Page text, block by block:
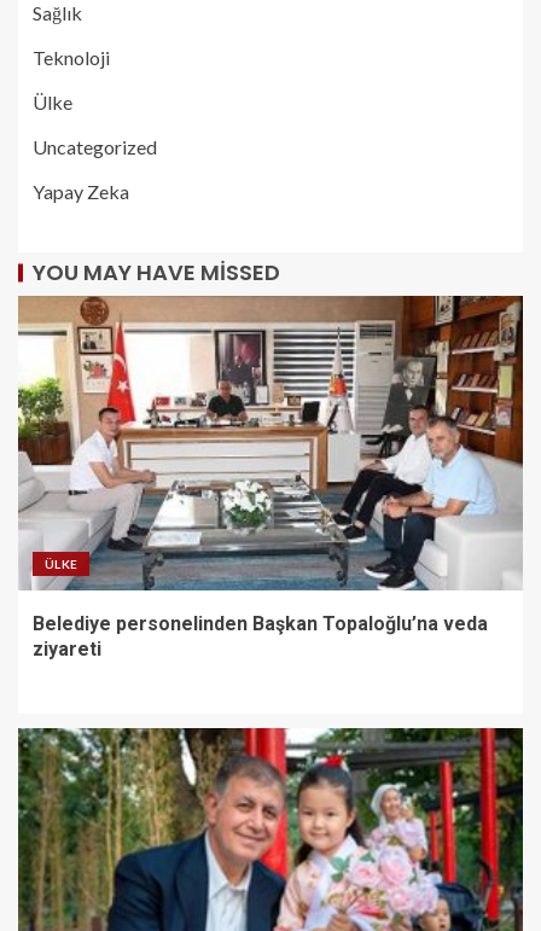
Sağlık
Teknoloji
Ülke
Uncategorized
Yapay Zeka
YOU MAY HAVE MISSED
ÜLKE
Belediye personelinden Başkan Topaloğlu’na veda
ziyareti